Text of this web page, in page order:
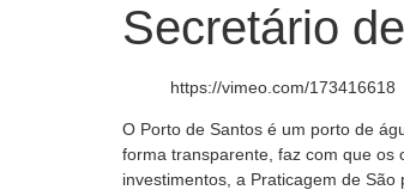
Secretário
https://vimeo.com/173416618
O Porto de Santos é um porto de
forma transparente, faz com que os
investimentos, a Praticagem de